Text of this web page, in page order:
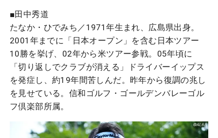
■田中秀道
たなか・ひでみち／1971年生まれ、広島県出身。
2001年までに「日本オープン」を含む日本ツアー
10勝を挙げ、02年から米ツアー参戦。05年頃に
「切り返しでクラブが消える」ドライバーイップス
を発症し、約19年間苦しんだ。昨年から復調の兆し
を見せている。信和ゴルフ・ゴールデンバレーゴル
フ倶楽部所属。